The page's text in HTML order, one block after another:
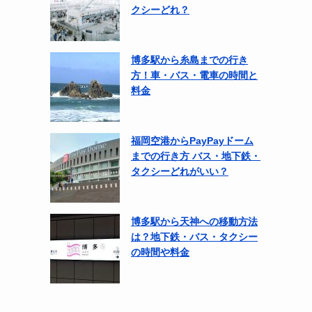
クシーどれ？
博多駅から糸島までの行き
方！車・バス・電車の時間と
料金
福岡空港からPayPayドーム
までの行き方 バス・地下鉄・
タクシーどれがいい？
博多駅から天神への移動方法
は？地下鉄・バス・タクシー
の時間や料金